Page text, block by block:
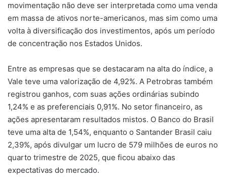
movimentação não deve ser interpretada como uma venda
em massa de ativos norte-americanos, mas sim como uma
volta à diversificação dos investimentos, após um período
de concentração nos Estados Unidos.
Entre as empresas que se destacaram na alta do índice, a
Vale teve uma valorização de 4,92%. A Petrobras também
registrou ganhos, com suas ações ordinárias subindo
1,24% e as preferenciais 0,91%. No setor financeiro, as
ações apresentaram resultados mistos. O Banco do Brasil
teve uma alta de 1,54%, enquanto o Santander Brasil caiu
2,39%, após divulgar um lucro de 579 milhões de euros no
quarto trimestre de 2025, que ficou abaixo das
expectativas do mercado.